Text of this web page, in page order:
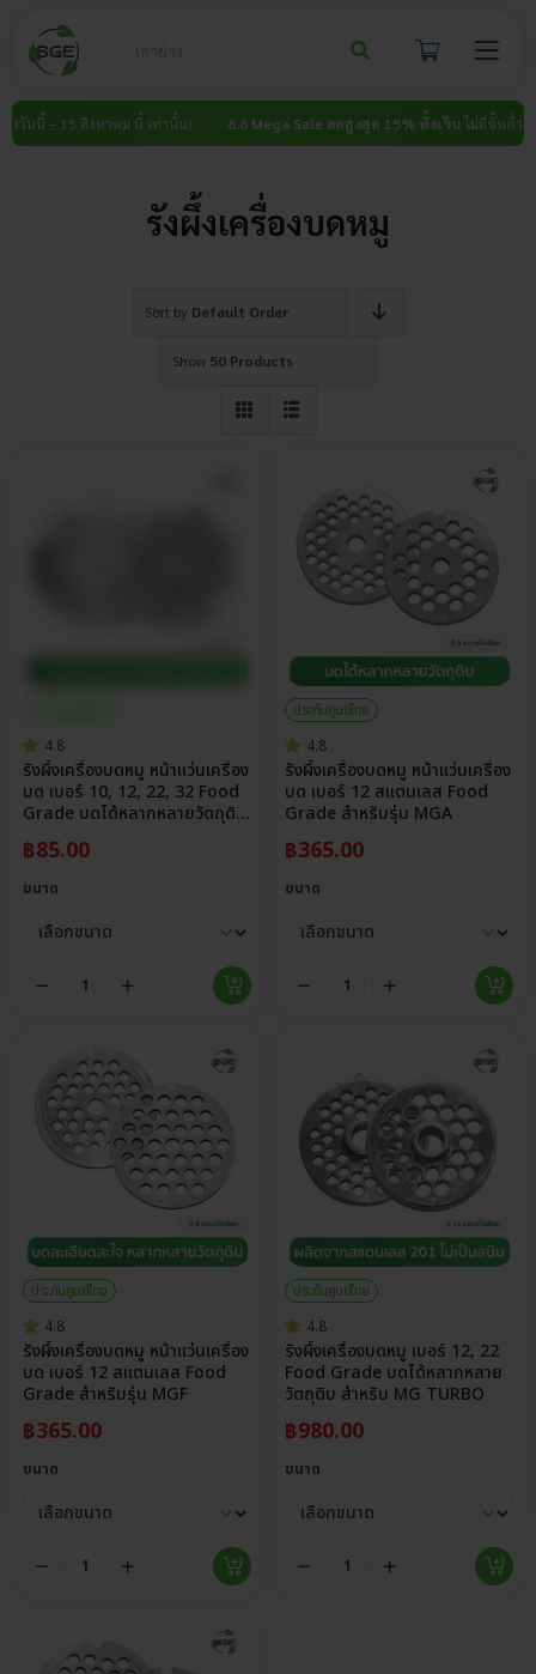
content
นนี้ – 15 สิงหาคม นี้ เท่านั้น) 8.8 Mega Sale ลดสูงสุด 15% ทั้งเว็บไม่มีขั้นต่ำ (วัน
รังผึ้งเครื่องบดหมู
Sort by Default Order
Show 50 Products
4.8
รังผึ้งเครื่องบดหมู หน้าแว่นเครื่อง
บด เบอร์ 10, 12, 22, 32 Food
Grade บดได้หลากหลายวัตถุดิบ
฿85.00
ขนาด
ประกันศูนย์ไทย
4.8
รังผึ้งเครื่องบดหมู หน้าแว่นเครื่อง
บด เบอร์ 12 สแตนเลส Food
Grade สำหรับรุ่น MGA
฿365.00
ขนาด
ประกันศูนย์ไทย
4.8
รังผึ้งเครื่องบดหมู หน้าแว่นเครื่อง
บด เบอร์ 12 สแตนเลส Food
Grade สำหรับรุ่น MGF
฿365.00
ขนาด
ประกันศูนย์ไทย
4.8
รังผึ้งเครื่องบดหมู เบอร์ 12, 22
Food Grade บดได้หลากหลาย
วัตถุดิบ สำหรับ MG TURBO
฿980.00
ขนาด